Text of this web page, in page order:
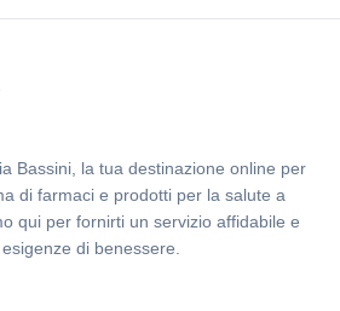
Bassini, la tua destinazione online per
di farmaci e prodotti per la salute a
qui per fornirti un servizio affidabile e
di benessere.